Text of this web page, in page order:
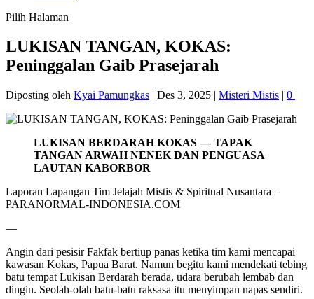
Pilih Halaman
LUKISAN TANGAN, KOKAS:
Peninggalan Gaib Prasejarah
Diposting oleh Kyai Pamungkas | Des 3, 2025 | Misteri Mistis | 0 |
LUKISAN BERDARAH KOKAS — TAPAK
TANGAN ARWAH NENEK DAN PENGUASA
LAUTAN KABORBOR
Laporan Lapangan Tim Jelajah Mistis & Spiritual Nusantara –
PARANORMAL-INDONESIA.COM
—
Angin dari pesisir Fakfak bertiup panas ketika tim kami mencapai
kawasan Kokas, Papua Barat. Namun begitu kami mendekati tebing
batu tempat Lukisan Berdarah berada, udara berubah lembab dan
dingin. Seolah-olah batu-batu raksasa itu menyimpan napas sendiri.